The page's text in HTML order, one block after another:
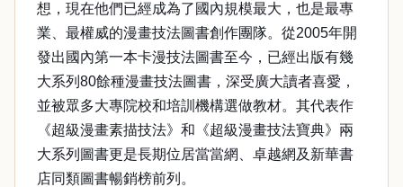
想，現在他們已經成為了國內規模最大，也是最專
業、最權威的漫畫技法圖書創作團隊。從2005年開
發出國內第一本卡漫技法圖書至今，已經出版有幾
大系列80餘種漫畫技法圖書，深受廣大讀者喜愛，
並被眾多大專院校和培訓機構選做教材。其代表作
《超級漫畫素描技法》和《超級漫畫技法寶典》兩
大系列圖書更是長期位居當當網、卓越網及新華書
店同類圖書暢銷榜前列。